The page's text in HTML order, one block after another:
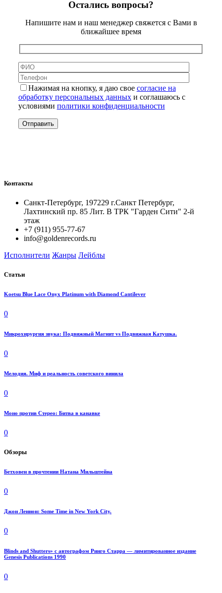
Остались вопросы?
Напишите нам и наш менеджер свяжется с Вами в
ближайшее время
Нажимая на кнопку, я даю свое согласие на
обработку персональных данныхи соглашаюсь с
условиями политики конфиденциальности
Контакты
Санкт-Петербург, 197229 г.Санкт Петербург,
Лахтинский пр. 85 Лит. B ТРК "Гарден Сити" 2-й
этаж
+7 (911) 955-77-67
info@goldenrecords.ru
Исполнители Жанры Лейблы
Статьи
Koetsu Blue Lace Onyx Platinum with Diamond Cantilever
0
Микрохирургия звука: Подвижный Магнит vs Подвижная Катушка.
0
Мелодия. Миф и реальность советского винила
0
Моно против Стерео: Битва в канавке
0
Обзоры
Бетховен в прочтении Натана Мильштейна
0
Джон Леннон: Some Time in New York City.
0
Blinds and Shutters» с автографом Ринго Старра — лимитированное издание
Genesis Publications 1990
0